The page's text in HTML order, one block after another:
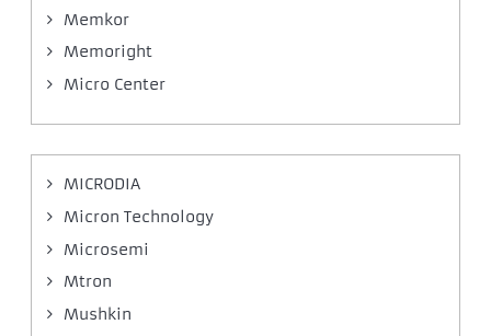
Memkor
Memoright
Micro Center
MICRODIA
Micron Technology
Microsemi
Mtron
Mushkin